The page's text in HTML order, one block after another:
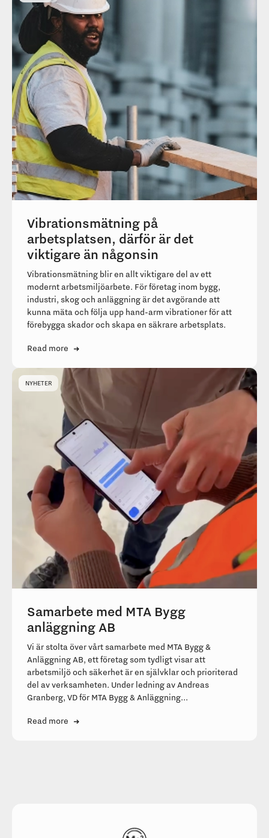
NYHETER
TEKNIK
Vibrationsmätning på
arbetsplatsen, därför är det
viktigare än någonsin
Vibrationsmätning blir en allt viktigare del av ett
modernt arbetsmiljöarbete. För företag inom bygg,
industri, skog och anläggning är det avgörande att
kunna mäta och följa upp hand-arm vibrationer för att
förebygga skador och skapa en säkrare arbetsplats.
Read more
Samarbete med MTA Bygg
anläggning AB
Vi är stolta över vårt samarbete med MTA Bygg &
Anläggning AB, ett företag som tydligt visar att
arbetsmiljö och säkerhet är en självklar och prioriterad
del av verksamheten. Under ledning av Andreas
Granberg, VD för MTA Bygg & Anläggning...
Read more